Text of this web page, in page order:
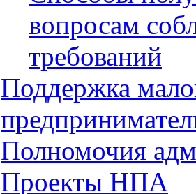
вопросам
требований
Поддержка
Полномочия
Проекты НПА